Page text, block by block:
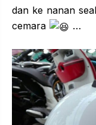
dan ke nanan
cemara
…